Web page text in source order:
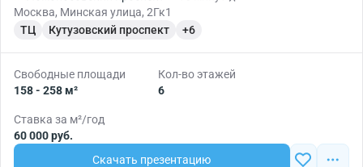
Москва, Минская улица, 2Гк1
ТЦ
Кутузовский проспект +6
Свободные площади
158 - 258 м²
Кол-во этажей
6
Ставка за м²/год
60 000 руб.
Скачать презентацию